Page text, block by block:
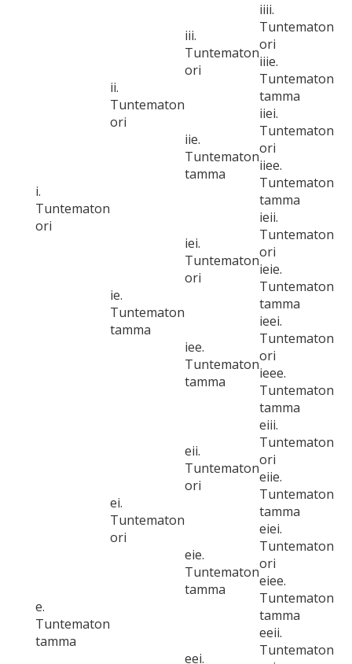
i.
Tuntematon
ori
ii.
Tuntematon
ori
iii.
Tuntematon
ori
iiii.
Tuntematon
ori
iiie.
Tuntematon
tamma
iie.
Tuntematon
tamma
iiei.
Tuntematon
ori
iiee.
Tuntematon
tamma
ie.
Tuntematon
tamma
iei.
Tuntematon
ori
ieii.
Tuntematon
ori
ieie.
Tuntematon
tamma
iee.
Tuntematon
tamma
ieei.
Tuntematon
ori
ieee.
Tuntematon
tamma
e.
Tuntematon
tamma
ei.
Tuntematon
ori
eii.
Tuntematon
ori
eiii.
Tuntematon
ori
eiie.
Tuntematon
tamma
eie.
Tuntematon
tamma
eiei.
Tuntematon
ori
eiee.
Tuntematon
tamma
eei.
eeii.
Tuntematon